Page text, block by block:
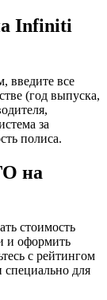
Infiniti
введите все
(год выпуска,
за
полиса.
на
стоимость
и оформить
с рейтингом
для